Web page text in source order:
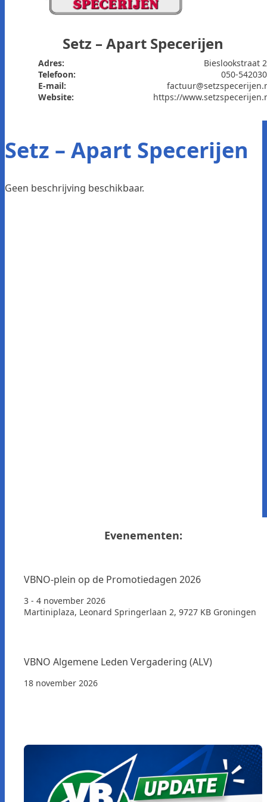
Setz – Apart Specerijen
Adres:
Bieslookstraat
Telefoon:
050-
E-mail:
Website:
https://
Setz – Apart Specerijen
Geen beschrijving beschikbaar.
Evenementen:
VBNO-plein op de Promotiedagen 2026
3 - 4 november 2026
Martiniplaza, Leonard Springerlaan 2, 9727 KB Groningen
VBNO Algemene Leden Vergadering (ALV)
18 november 2026